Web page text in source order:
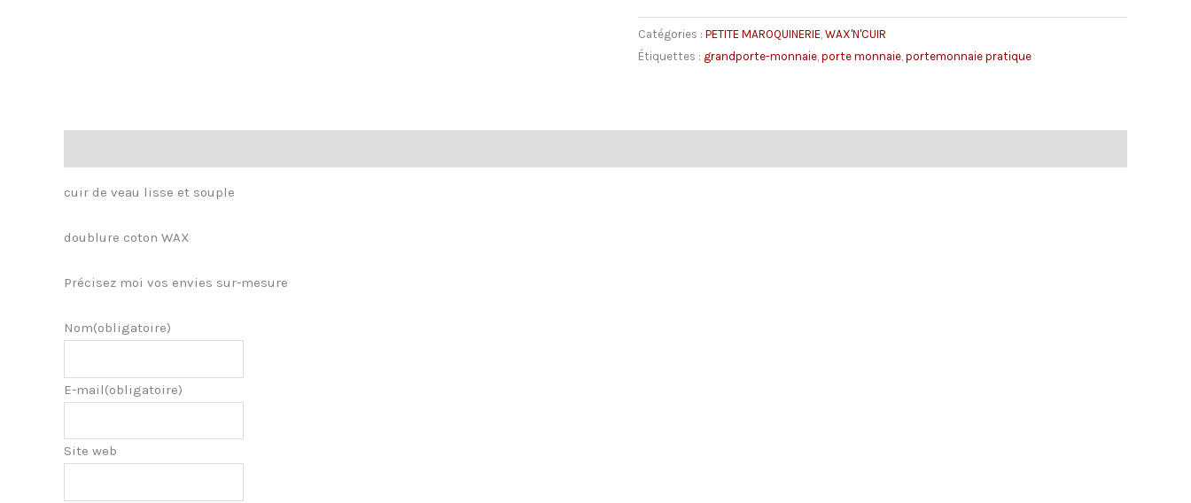
monnaie
DIOP
et
Catégories : PETITE MAROQUINERIE, WAX'N'CUIR
Étiquettes : grandporte-monnaie, porte monnaie, portemonnaie pratique
cuir de veau lisse et souple
doublure coton WAX
Précisez moi vos envies sur-mesure
Nom(obligatoire)
E-mail(obligatoire)
Site web